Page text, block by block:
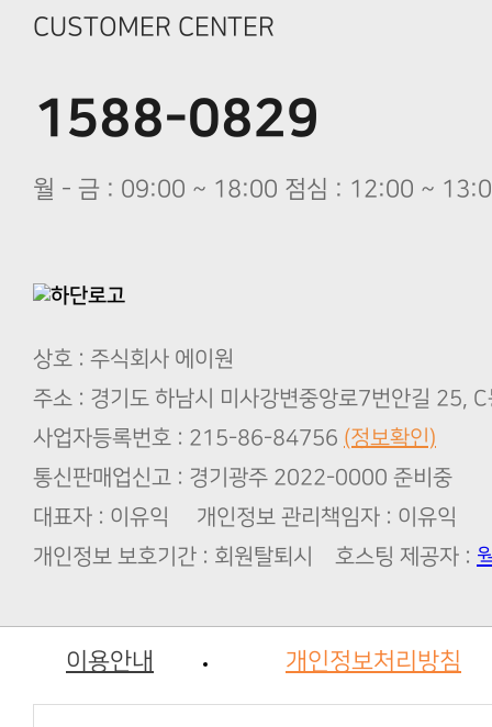
CUSTOMER CENTER
1588-0829
월 - 금 : 09:00 ~ 18:00 점심 : 12:00 ~
상호 : 주식회사 에이원
주소 : 경기도 하남시 미사강변중앙로7번안길 25,
사업자등록번호 : 215-86-84756 (정보확인)
통신판매업신고 : 경기광주 2022-0000 준비중
대표자 : 이유익 개인정보 관리책임자 : 이유익
개인정보 보호기간 : 회원탈퇴시 호스팅 제공자 :
이용안내 개인정보처리방침